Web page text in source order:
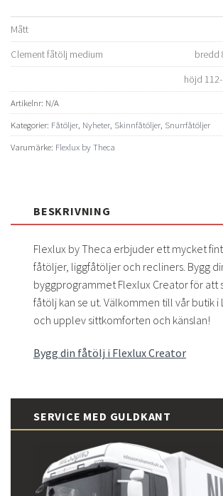
Mått
Clement fåtölj medium
bredd
höjd
Artikelnr: N/A
Kategorier: Fåtöljer Nyheter Skinnfåtöljer Snurrfåtöljer
Varumärke: Flexlux by Theca
BESKRIVNING
Flexlux by Theca erbjuder ett mycket
fåtöljer, liggfåtöljer och recliners. Bygg
byggprogrammet Flexlux Creator för att
fåtölj kan se ut. Välkommen till vår butik i
och upplev sittkomforten och känslan!
Bygg din fåtölj i Flexlux Creator
SERVICE MED GULDKANT